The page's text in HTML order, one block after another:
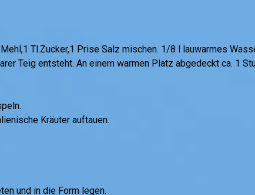
Tl.Zucker,1 Prise Salz mischen. 1/8 l lauwarmes
Teig entsteht. An einem warmen Platz abgedeckt ca. 1
Kräuter auftauen.
und in die Form legen.